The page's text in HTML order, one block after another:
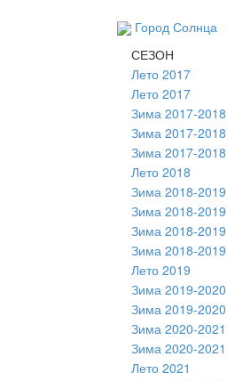
Город Солнца
СЕЗОН
Лето 2017
Лето 2017
Зима 2017-2018
Зима 2017-2018
Зима 2017-2018
Лето 2018
Зима 2018-2019
Зима 2018-2019
Зима 2018-2019
Зима 2018-2019
Лето 2019
Зима 2019-2020
Зима 2019-2020
Зима 2020-2021
Зима 2020-2021
Лето 2021